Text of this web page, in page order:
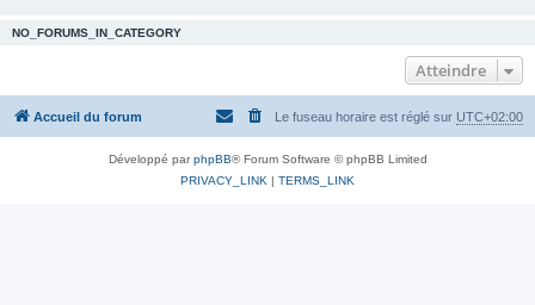
NO_FORUMS_IN_CATEGORY
Atteindre
Accueil du forum Le fuseau horaire est réglé sur UTC+02:00
Développé parphpBB® Forum Software © phpBB Limited
PRIVACY_LINK | TERMS_LINK